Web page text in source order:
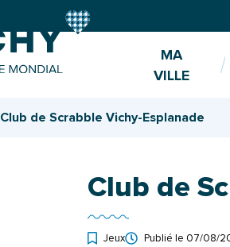
MA
VILLE
Club de Scrabble Vichy-Esplanade
Club de
Jeux Publié le 07/08/